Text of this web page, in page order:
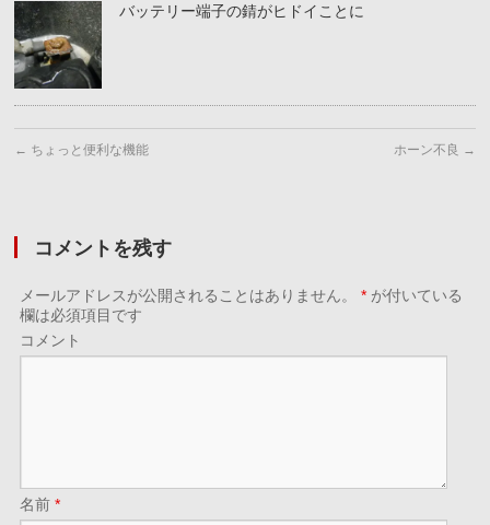
バッテリー端子の錆がヒドイことに
← ちょっと便利な機能 ホーン不良 →
コメントを残す
メールアドレスが公開されることはありません。 * が付いている
欄は必須項目です
コメント
名前*